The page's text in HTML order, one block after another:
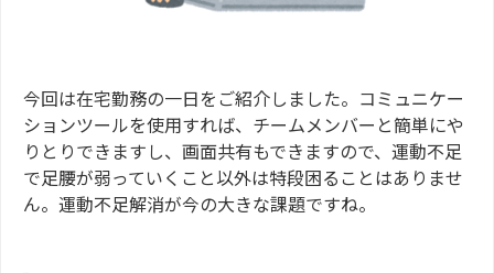
今回は在宅勤務の一日をご紹介しました。コミュニケー
ションツールを使用すれば、チームメンバーと簡単にや
りとりできますし、画面共有もできますので、運動不足
で足腰が弱っていくこと以外は特段困ることはありませ
ん。運動不足解消が今の大きな課題ですね。